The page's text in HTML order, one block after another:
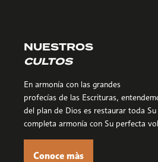
NUESTROS
CULTOS
En armonía con las grandes
profecías de las Escrituras,
del plan de Dios es restaurar toda Su
completa armonía con Su perfecta
Conoce màs